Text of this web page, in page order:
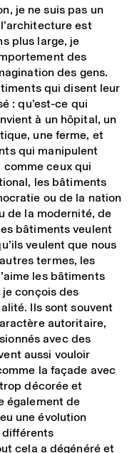
je ne suis pas un
est
plus large, je
des
des gens.
qui disent leur
: qu’est-ce qui
à un hôpital, un
une ferme, et
qui manipulent
ceux qui
les bâtiments
ou de la nation
de la modernité, de
bâtiments veulent
veulent que nous
termes, les
les bâtiments
conçois des
Ils sont souvent
autoritaire,
avec des
aussi vouloir
la façade avec
décorée et
également de
une évolution
cela a dégénéré et